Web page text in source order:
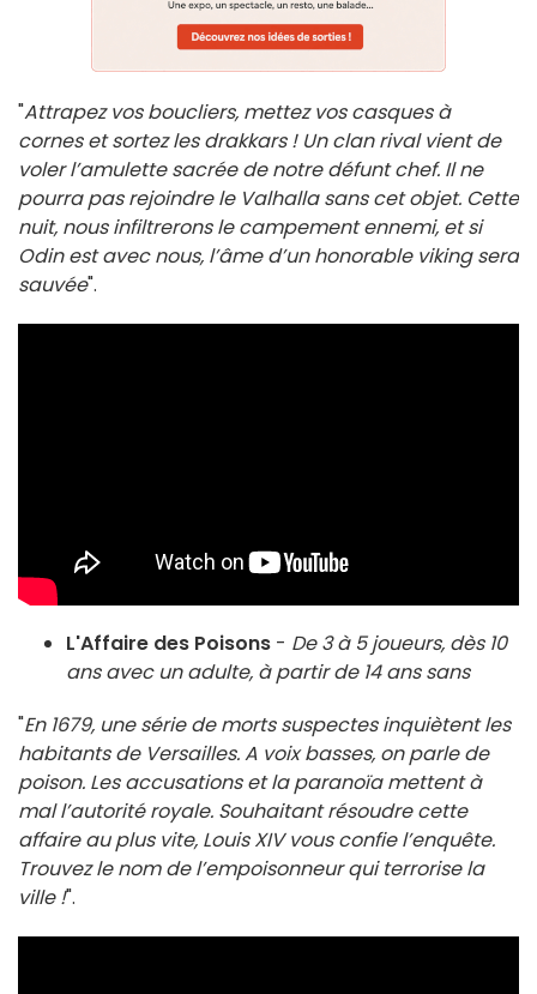
"Attrapez vos boucliers, mettez vos casques à
cornes et sortez les drakkars ! Un clan rival vient de
voler l’amulette sacrée de notre défunt chef. Il ne
pourra pas rejoindre le Valhalla sans cet objet. Cette
nuit, nous infiltrerons le campement ennemi, et si
Odin est avec nous, l’âme d’un honorable viking sera
sauvée".
L'Affaire des Poisons - De 3 à 5 joueurs, dès 10
ans avec un adulte, à partir de 14 ans sans
"En 1679, une série de morts suspectes inquiètent les
habitants de Versailles. A voix basses, on parle de
poison. Les accusations et la paranoïa mettent à
mal l’autorité royale. Souhaitant résoudre cette
affaire au plus vite, Louis XIV vous confie l’enquête.
Trouvez le nom de l’empoisonneur qui terrorise la
ville !".